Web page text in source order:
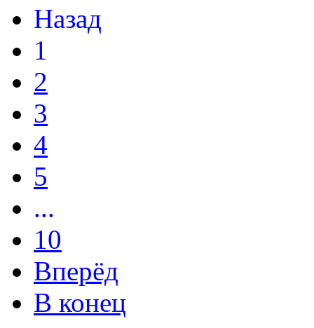
Назад
1
2
3
4
5
...
10
Вперёд
В конец